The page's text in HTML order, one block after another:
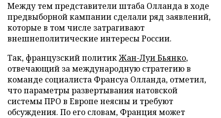
Между тем представители штаба Олланда в ходе
предвыборной кампании сделали ряд заявлений,
которые в том числе затрагивают
внешнеполитические интересы России.
Так, французский политикЖан-Луи Бьянко,
отвечающий за международную стратегию в
команде социалиста Франсуа Олланда, отметил,
что параметры развертывания натовской
системы ПРО в Европе неясны и требуют
обсуждения. По его словам, Франция может